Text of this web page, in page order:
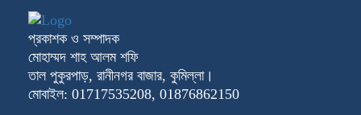
প্রকাশক ও সম্পাদক
মোহাম্মদ শাহ আলম শফি
তাল পুকুরপাড়, রানীনগর বাজার, কুমিল্লা।
মোবাইল: 01717535208, 01876862150